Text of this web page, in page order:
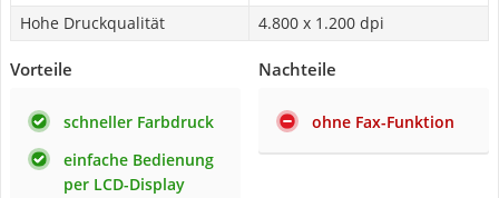
Hohe Druckqualität 4.800 x 1.200 dpi
Vorteile
schneller Farbdruck
einfache Bedienung
per LCD-Display
Nachteile
ohne Fax-Funktion